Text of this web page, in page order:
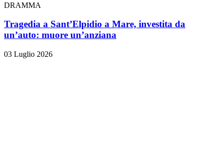
DRAMMA
Tragedia a Sant’Elpidio a Mare, investita da
un’auto: muore un’anziana
03 Luglio 2026